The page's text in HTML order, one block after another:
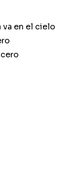
va en el cielo